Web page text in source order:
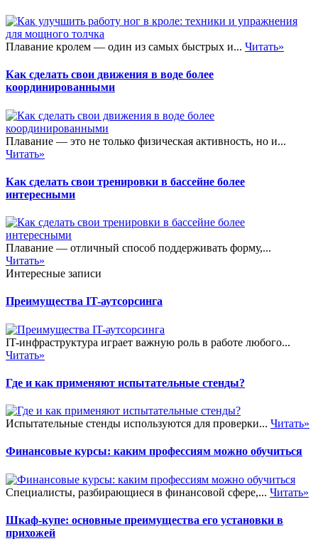
Плавание кролем — один из самых быстрых и... Читать»
Как сделать свои движения в воде более
координированными
Плавание — это не только физическая активность, но и...
Читать»
Как сделать свои тренировки в бассейне более
интересными
Плавание — отличный способ поддерживать форму,...
Читать»
Интересные записи
Преимущества IT-аутсорсинга
IT-инфраструктура играет важную роль в работе любого...
Читать»
Где и как применяют испытательные стенды?
Испытательные стенды используются для проверки... Читать»
Финансовые курсы: каким профессиям можно обучиться
Специалисты, разбирающиеся в финансовой сфере,... Читать»
Шкаф-купе: основные преимущества его установки в
прихожей